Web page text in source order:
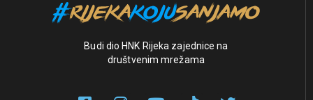
Budi dio HNK Rijeka zajednice na
društvenim mrežama